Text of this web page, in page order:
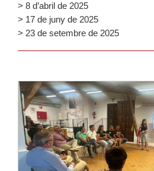
> 8 d’abril de 2025
> 17 de juny de 2025
> 23 de setembre de 2025
Llegir-ne més